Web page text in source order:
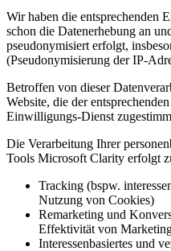
Wir haben die entsprechenden
schon die Datenerhebung an
pseudonymisiert erfolgt,
(Pseudonymisierung der IP-
Betroffen von dieser
Website, die der
Einwilligungs-Dienst
Die Verarbeitung Ihrer
Tools Microsoft Clarity erfolgt
Tracking (bspw.
Nutzung von Cookies)
Remarketing und
Effektivität von
Interessenbasiertes und